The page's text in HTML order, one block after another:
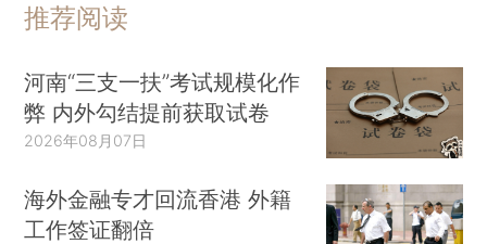
推荐阅读
河南“三支一扶”考试规模化作
弊 内外勾结提前获取试卷
2026年08月07日
海外金融专才回流香港 外籍
工作签证翻倍